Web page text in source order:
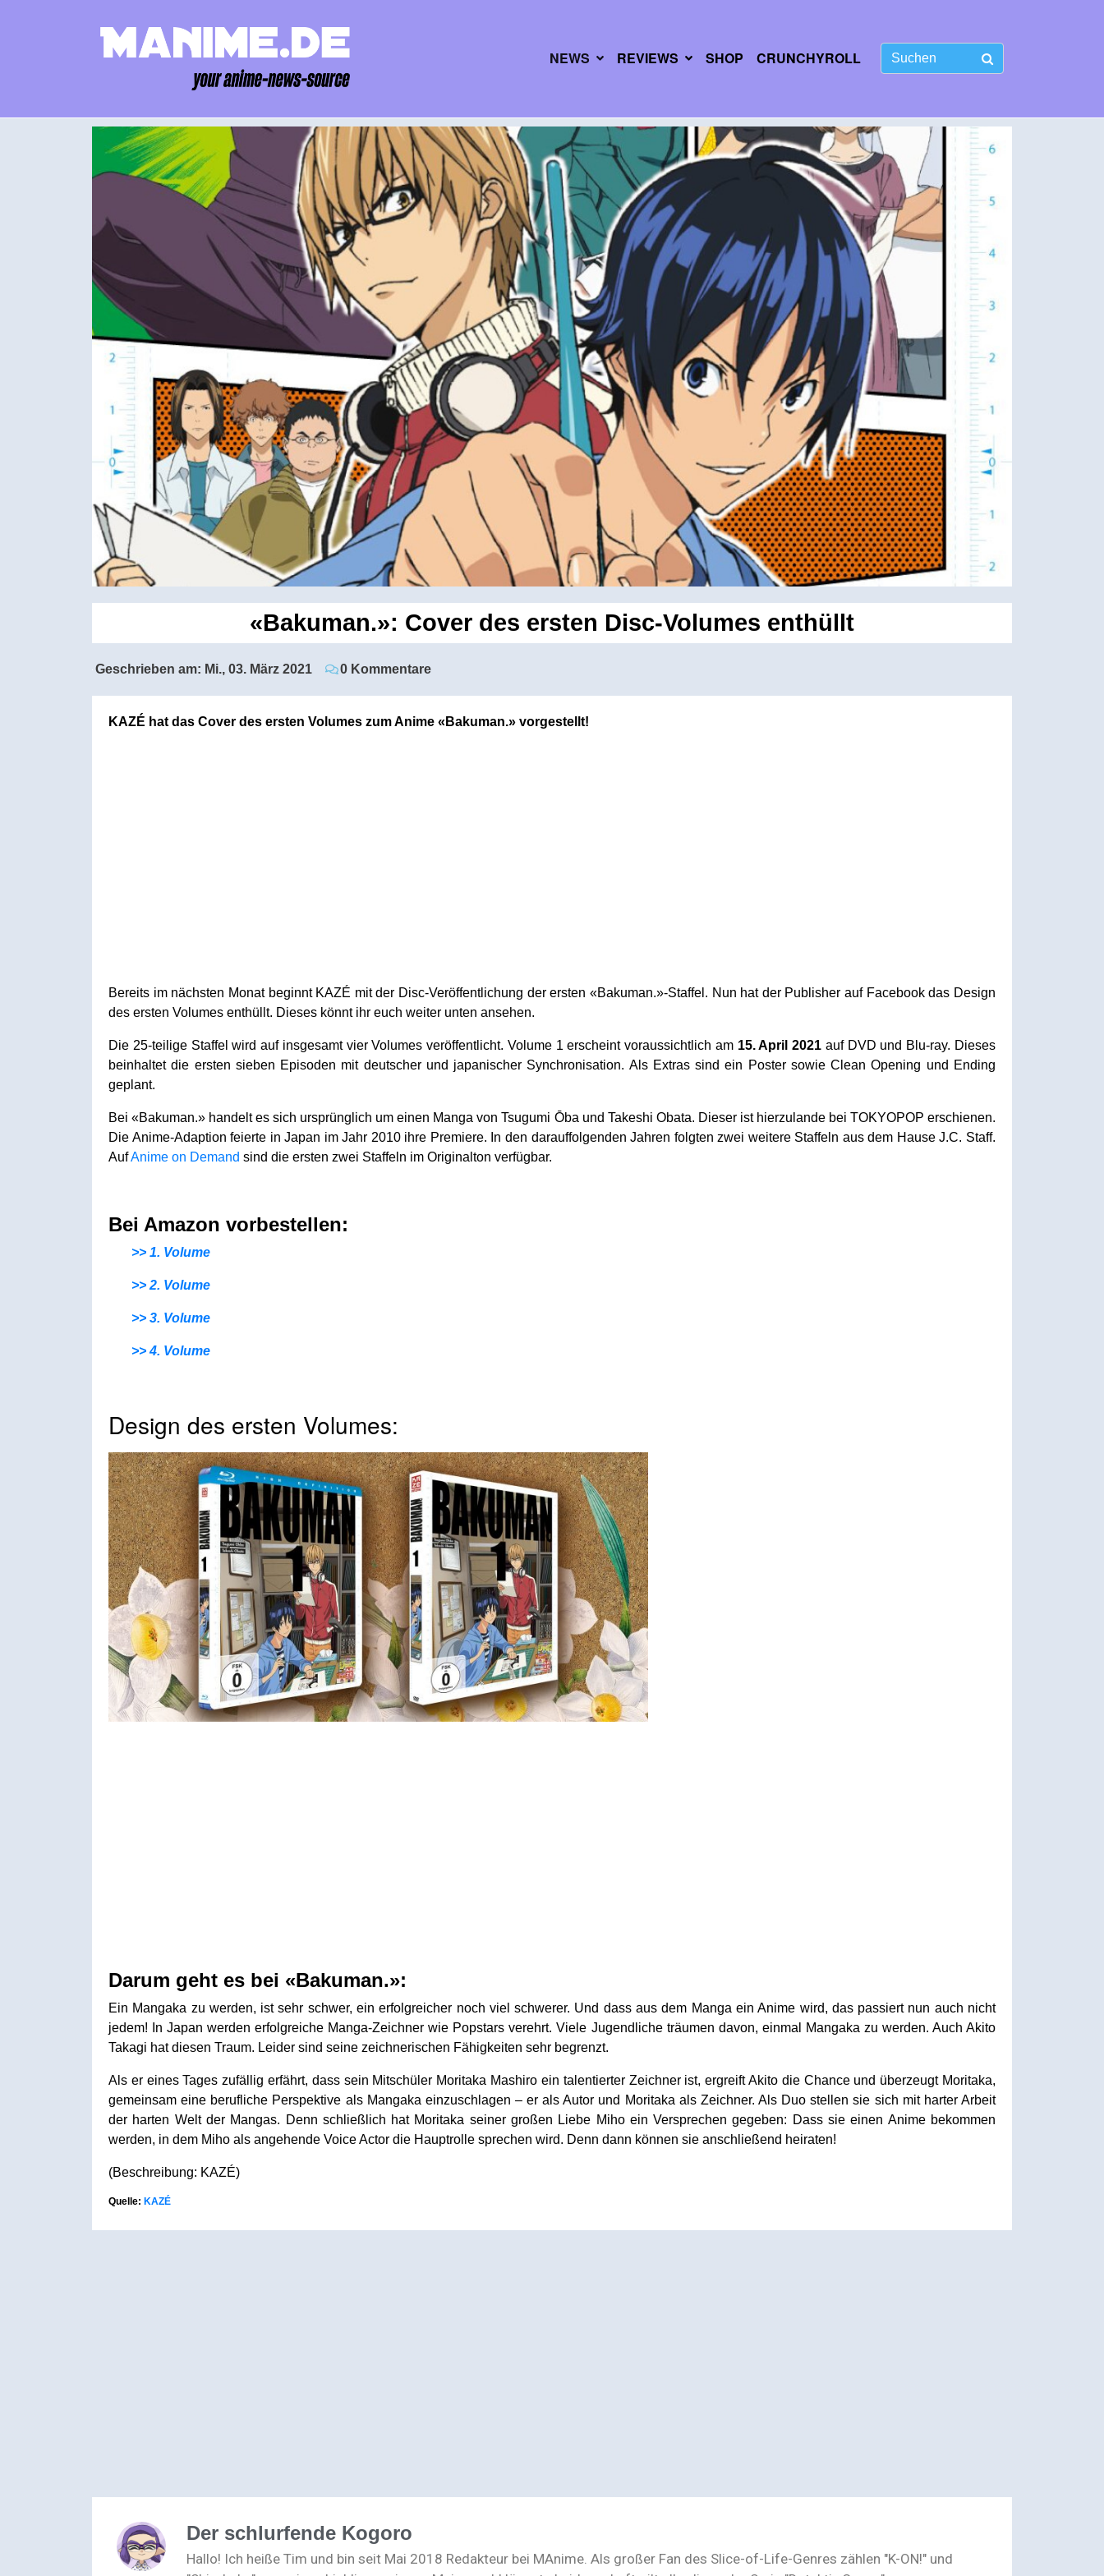
NEWS REVIEWS SHOP CRUNCHYROLL
«Bakuman.»: Cover des ersten Disc-Volumes enthüllt
Geschrieben am: Mi., 03. März 2021 0 Kommentare
KAZÉ hat das Cover des ersten Volumes zum Anime «Bakuman.» vorgestellt!
Bereits im nächsten Monat beginnt KAZÉ mit der Disc-Veröffentlichung der ersten «Bakuman.»-Staffel. Nun hat der Publisher auf Facebook das Design
des ersten Volumes enthüllt. Dieses könnt ihr euch weiter unten ansehen.
Die 25-teilige Staffel wird auf insgesamt vier Volumes veröffentlicht. Volume 1 erscheint voraussichtlich am 15. April 2021 auf DVD und Blu-ray. Dieses
beinhaltet die ersten sieben Episoden mit deutscher und japanischer Synchronisation. Als Extras sind ein Poster sowie Clean Opening und Ending
geplant.
Bei «Bakuman.» handelt es sich ursprünglich um einen Manga von Tsugumi Ōba und Takeshi Obata. Dieser ist hierzulande bei TOKYOPOP erschienen.
Die Anime-Adaption feierte in Japan im Jahr 2010 ihre Premiere. In den darauffolgenden Jahren folgten zwei weitere Staffeln aus dem Hause J.C. Staff.
AufAnime on Demand sind die ersten zwei Staffeln im Originalton verfügbar.
Bei Amazon vorbestellen:
>> 1. Volume
>> 2. Volume
>> 3. Volume
>> 4. Volume
Design des ersten Volumes:
Darum geht es bei «Bakuman.»:
Ein Mangaka zu werden, ist sehr schwer, ein erfolgreicher noch viel schwerer. Und dass aus dem Manga ein Anime wird, das passiert nun auch nicht
jedem! In Japan werden erfolgreiche Manga-Zeichner wie Popstars verehrt. Viele Jugendliche träumen davon, einmal Mangaka zu werden. Auch Akito
Takagi hat diesen Traum. Leider sind seine zeichnerischen Fähigkeiten sehr begrenzt.
Als er eines Tages zufällig erfährt, dass sein Mitschüler Moritaka Mashiro ein talentierter Zeichner ist, ergreift Akito die Chance und überzeugt Moritaka,
gemeinsam eine berufliche Perspektive als Mangaka einzuschlagen – er als Autor und Moritaka als Zeichner. Als Duo stellen sie sich mit harter Arbeit
der harten Welt der Mangas. Denn schließlich hat Moritaka seiner großen Liebe Miho ein Versprechen gegeben: Dass sie einen Anime bekommen
werden, in dem Miho als angehende Voice Actor die Hauptrolle sprechen wird. Denn dann können sie anschließend heiraten!
(Beschreibung: KAZÉ)
Quelle: KAZÉ
Der schlurfende Kogoro
Hallo! Ich heiße Tim und bin seit Mai 2018 Redakteur bei MAnime. Als großer Fan des Slice-of-Life-Genres zählen "K-ON!" und